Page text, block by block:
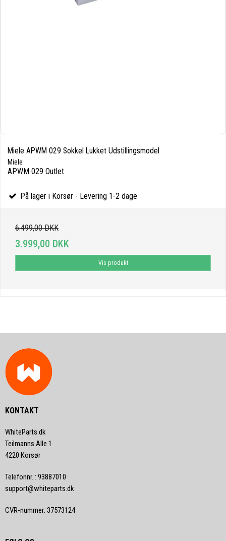
Miele APWM 029 Sokkel Lukket Udstillingsmodel
Miele
APWM 029 Outlet
På lager i Korsør - Levering 1-2 dage
6.499,00 DKK
3.999,00 DKK
Vis produkt
KONTAKT
WhiteParts.dk
Teilmanns Alle 1
4220 Korsør
Telefonnr. : 93887010
support@whiteparts.dk
CVR-nummer: 37573124